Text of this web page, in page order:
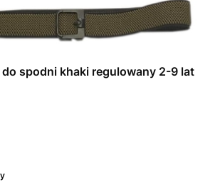
do spodni khaki regulowany 2-9 lat